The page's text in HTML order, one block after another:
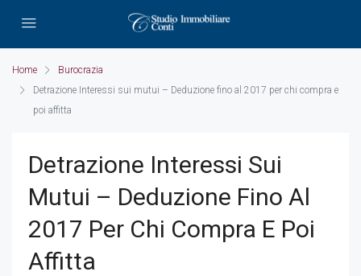
Home
Burocrazia
Detrazione Interessi sui mutui – Deduzione fino al 2017 per chi compra e
poi affitta
Detrazione Interessi Sui
Mutui – Deduzione Fino Al
2017 Per Chi Compra E Poi
Affitta